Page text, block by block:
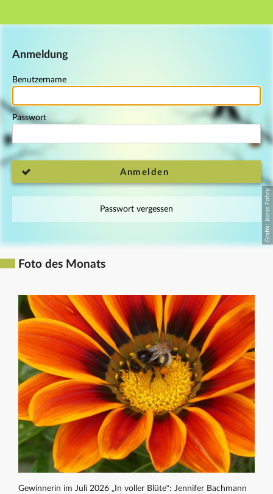
Hauptnavigation
Anmeldung
Benutzername
Passwort
Anmelden
Passwort vergessen
Foto des Monats
Gewinnerin im Juli 2026 „In voller Blüte“: Jennifer Bachmann